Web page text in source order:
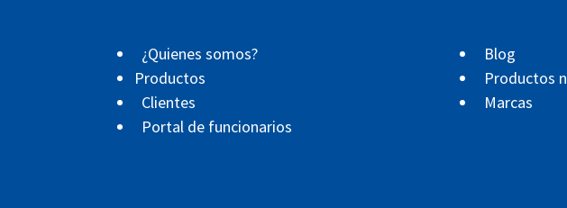
¿Quienes somos?
Productos
Clientes
Portal de funcionarios
Blog
Productos
Marcas